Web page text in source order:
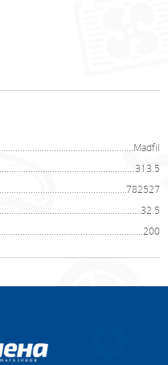
Madfil
313.5
782527
32.5
200